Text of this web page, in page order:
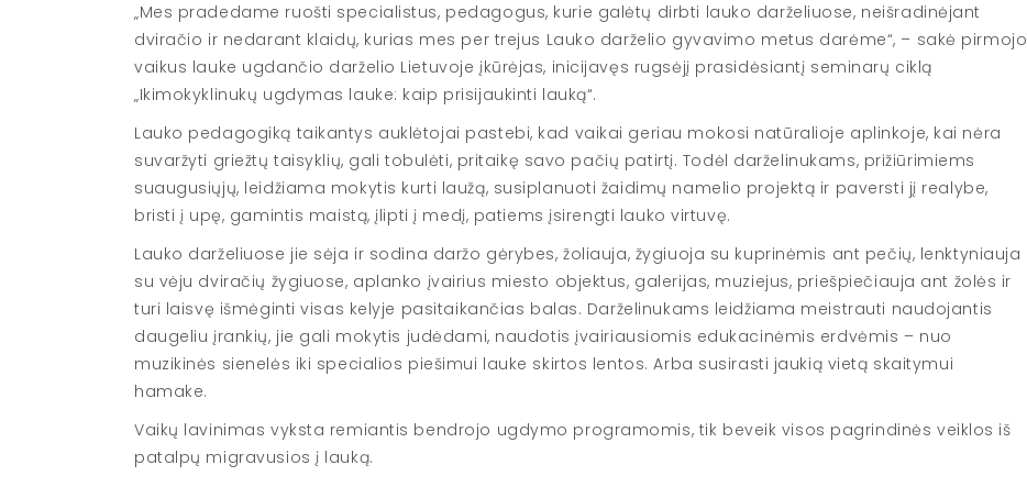
„Mes pradedame ruošti specialistus, pedagogus, kurie galėtų dirbti lauko darželiuose, neišradinėjant
dviračio ir nedarant klaidų, kurias mes per trejus Lauko darželio gyvavimo metus darėme“, – sakė pirmojo
vaikus lauke ugdančio darželio Lietuvoje įkūrėjas, inicijavęs rugsėjį prasidėsiantį seminarų ciklą
„Ikimokyklinukų ugdymas lauke: kaip prisijaukinti lauką“.
Lauko pedagogiką taikantys auklėtojai pastebi, kad vaikai geriau mokosi natūralioje aplinkoje, kai nėra
suvaržyti griežtų taisyklių, gali tobulėti, pritaikę savo pačių patirtį. Todėl darželinukams, prižiūrimiems
suaugusiųjų, leidžiama mokytis kurti laužą, susiplanuoti žaidimų namelio projektą ir paversti jį realybe,
bristi į upę, gamintis maistą, įlipti į medį, patiems įsirengti lauko virtuvę.
Lauko darželiuose jie sėja ir sodina daržo gėrybes, žoliauja, žygiuoja su kuprinėmis ant pečių, lenktyniauja
su vėju dviračių žygiuose, aplanko įvairius miesto objektus, galerijas, muziejus, priešpiečiauja ant žolės ir
turi laisvę išmėginti visas kelyje pasitaikančias balas. Darželinukams leidžiama meistrauti naudojantis
daugeliu įrankių, jie gali mokytis judėdami, naudotis įvairiausiomis edukacinėmis erdvėmis – nuo
muzikinės sienelės iki specialios piešimui lauke skirtos lentos. Arba susirasti jaukią vietą skaitymui
hamake.
Vaikų lavinimas vyksta remiantis bendrojo ugdymo programomis, tik beveik visos pagrindinės veiklos iš
patalpų migravusios į lauką.